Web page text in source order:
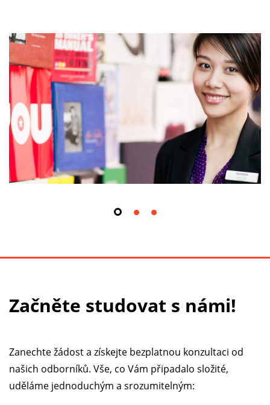
Začněte studovat s námi!
Zanechte žádost a získejte bezplatnou konzultaci od
našich odborníků. Vše, co Vám připadalo složité,
uděláme jednoduchým a srozumitelným: